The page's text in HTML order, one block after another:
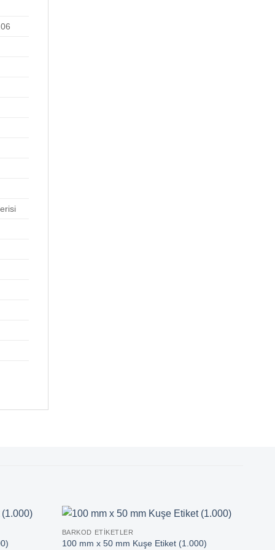
BARKOD ETIKETLER
100 mm x 50 mm Kuşe Etiket (1.000)